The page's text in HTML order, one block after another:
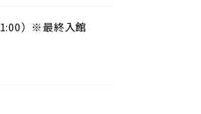
）※最終入館